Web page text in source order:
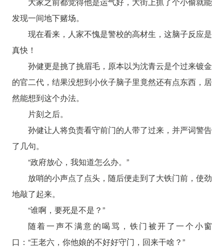
发现一间地下赌场。
现在看来，人家不愧是警校的高材生，这脑子反应是
真快！
孙健更是挑了挑眉毛，原本以为沈青云是个过来镀金
的官二代，结果没想到小伙子脑子里竟然还有点东西，居
然能想到这个办法。
片刻之后。
孙健让人将负责看守前门的人带了过来，并严词警告
了几句。
“政府放心，我知道怎么办。”
放哨的小声点了点头，随后便走到了大铁门前，使劲
地敲了起来。
“谁啊，要死是不是？”
随着一声不满意的喝骂，铁门被开了一个小窗
口：“王老六，你他娘的不好好守门，回来干啥？”